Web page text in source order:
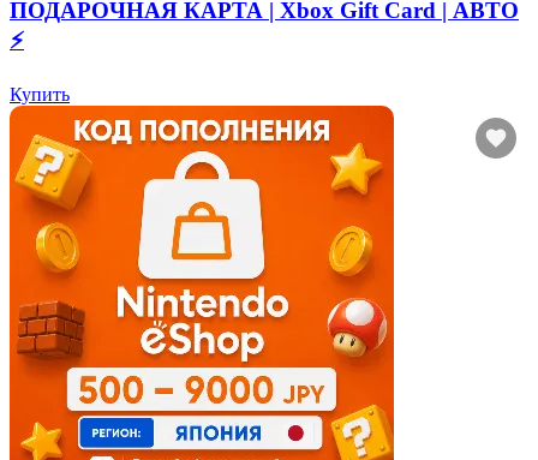
ПОДАРОЧНАЯ КАРТА | Xbox Gift Card | АВТО
⚡
Купить